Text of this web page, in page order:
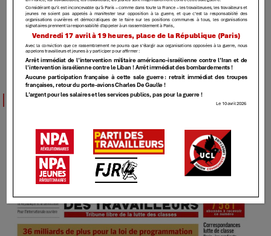
TT – 539 – [Halte à la militarisation!]